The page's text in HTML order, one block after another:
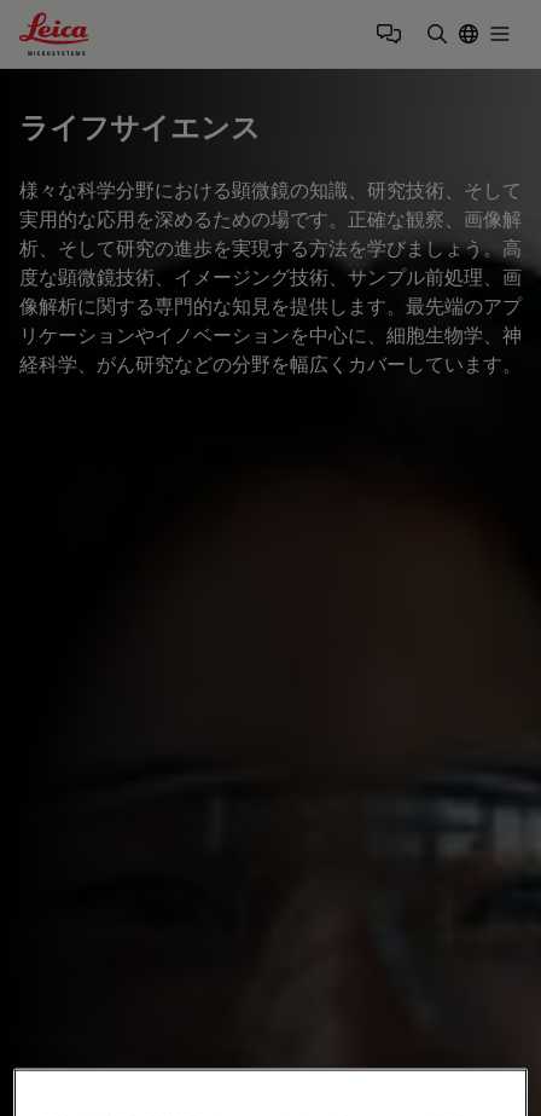
Leica Microsystems Logo
ライフサイエンス
様々な科学分野における顕微鏡の知識、研究技術、そして
実用的な応用を深めるための場です。正確な観察、画像解
析、そして研究の進歩を実現する方法を学びましょう。高
度な顕微鏡技術、イメージング技術、サンプル前処理、画
像解析に関する専門的な知見を提供します。最先端のアプ
リケーションやイノベーションを中心に、細胞生物学、神
経科学、がん研究などの分野を幅広くカバーしています。